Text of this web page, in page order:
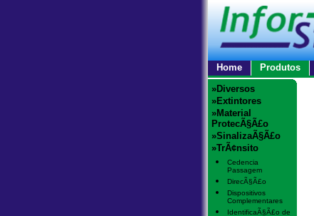
Home Produtos
»Diversos
»Extintores
»Material
ProtecÃ§Ã£o
»SinalizaÃ§Ã£o
»TrÃ¢nsito
Cedencia
Passagem
DirecÃ§Ã£o
Dispositivos
Complementares
IdentificaÃ§Ã£o de